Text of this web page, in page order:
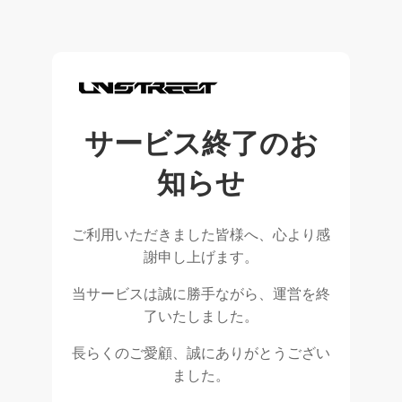
サービス終了のお
知らせ
ご利用いただきました皆様へ、心より感
謝申し上げます。
当サービスは誠に勝手ながら、運営を終
了いたしました。
長らくのご愛顧、誠にありがとうござい
ました。